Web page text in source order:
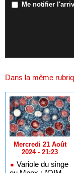
Me notifier
Dans la même
Mercredi 21 Août
2024 - 21:23
Variole du singe